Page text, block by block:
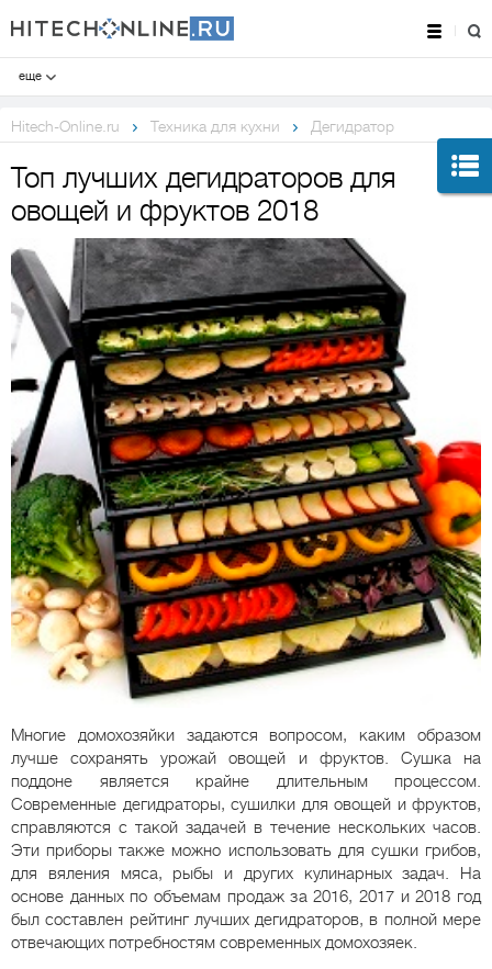
еще
Hitech-Online.ru Техника для кухни Дегидратор
Топ лучших дегидраторов для
овощей и фруктов 2018
Многие домохозяйки задаются вопросом, каким образом
лучше сохранять урожай овощей и фруктов. Сушка на
поддоне является крайне длительным процессом.
Современные дегидраторы, сушилки для овощей и фруктов,
справляются с такой задачей в течение нескольких часов.
Эти приборы также можно использовать для сушки грибов,
для вяления мяса, рыбы и других кулинарных задач. На
основе данных по объемам продаж за 2016, 2017 и 2018 год
был составлен рейтинг лучших дегидраторов, в полной мере
отвечающих потребностям современных домохозяек.